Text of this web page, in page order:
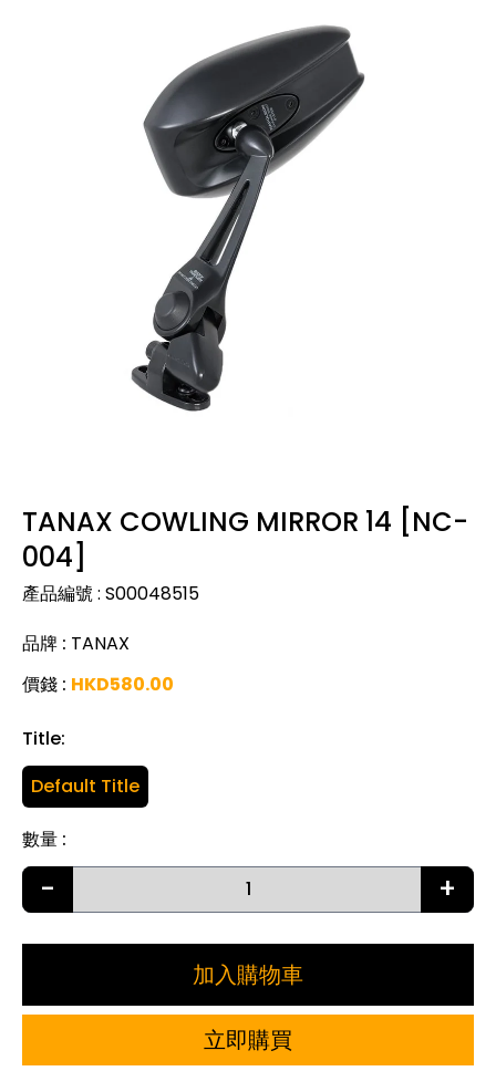
TANAX COWLING MIRROR 14 [NC-
004]
產品編號: S00048515
品牌 : TANAX
價錢 : HKD580.00
數量 :
- +
Title:
Default Title
加入購物車
立即購買